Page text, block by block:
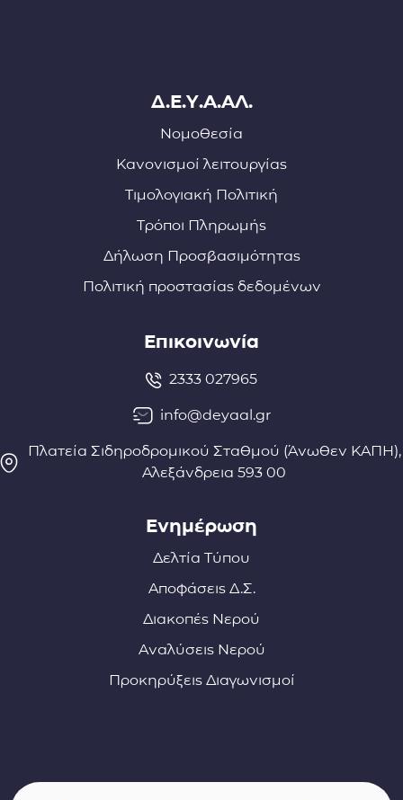
Δ.Ε.Υ.Α.ΑΛ.
Νομοθεσία
Κανονισμοί λειτουργίας
Τιμολογιακή Πολιτική
Τρόποι Πληρωμής
Δήλωση Προσβασιμότητας
Πολιτική προστασίας δεδομένων
Επικοινωνία
2333 027965
info@deyaal.gr
Πλατεία Σιδηροδρομικού Σταθμού (Άνωθεν ΚΑΠΗ),
Αλεξάνδρεια 593 00
Ενημέρωση
Δελτία Τύπου
Αποφάσεις Δ.Σ.
Διακοπές Νερού
Αναλύσεις Νερού
Προκηρύξεις Διαγωνισμοί
Σύνδεσμοι φορέων και συνεργατών